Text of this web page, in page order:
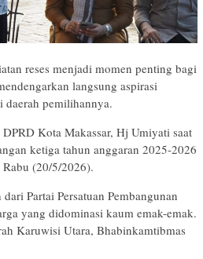
reses menjadi momen penting bagi
langsung aspirasi
daerah pemilihannya.
Kota Makassar, Hj Umiyati saat
ketiga tahun anggaran 2025-2026
(20/5/2026).
Partai Persatuan Pembangunan
yang didominasi kaum emak-emak.
Karuwisi Utara, Bhabinkamtibmas